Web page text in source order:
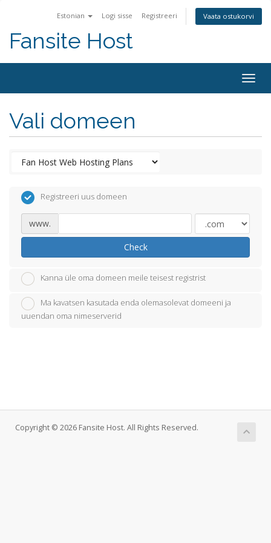
Estonian Logi sisse Registreeri Vaata ostukorvi
Fansite Host
Vali domeen
Registreeri uus domeen
www.
Check
Kanna üle oma domeen meile teisest registrist
Ma kavatsen kasutada enda olemasolevat domeeni ja
uuendan oma nimeserverid
Copyright © 2026 Fansite Host. All Rights Reserved.